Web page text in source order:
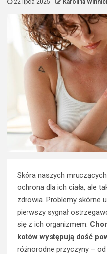
22 lipca 2025 Karolina
Skóra naszych
ochrona dla ich ciała, ale
zdrowia. Problemy skórne
pierwszy sygnał
się z ich organizmem.
kotów występują dość
różnorodne przyczyny –